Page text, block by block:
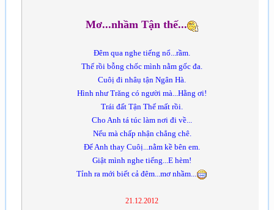
Mơ...nhầm Tận thế...
Đêm qua nghe tiếng nổ...rầm.
Thế rồi bỗng chốc mình nằm gốc đa.
Cuôị đi nhâụ tận Ngân Hà.
Hình như Trăng có người mà...Hằng ơi!
Trái đất Tận Thế mất rồi.
Cho Anh tá túc làm nơi đi về...
Nếu mà chấp nhận chẳng chê.
Để Anh thay Cuôị...nằm kề bên em.
Giật mình nghe tiếng...E hèm!
Tỉnh ra mới biết cả đêm...mơ nhầm...
21.12.2012